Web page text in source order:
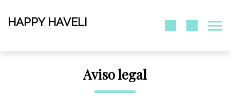
HAPPY HAVELI
Aviso legal